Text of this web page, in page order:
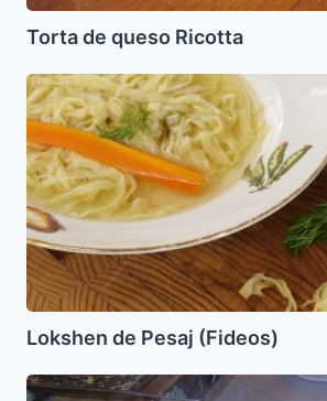
Torta de queso Ricotta
Lokshen
de
Pesaj
(Fideos)
Lokshen de Pesaj (Fideos)
Farfalaj